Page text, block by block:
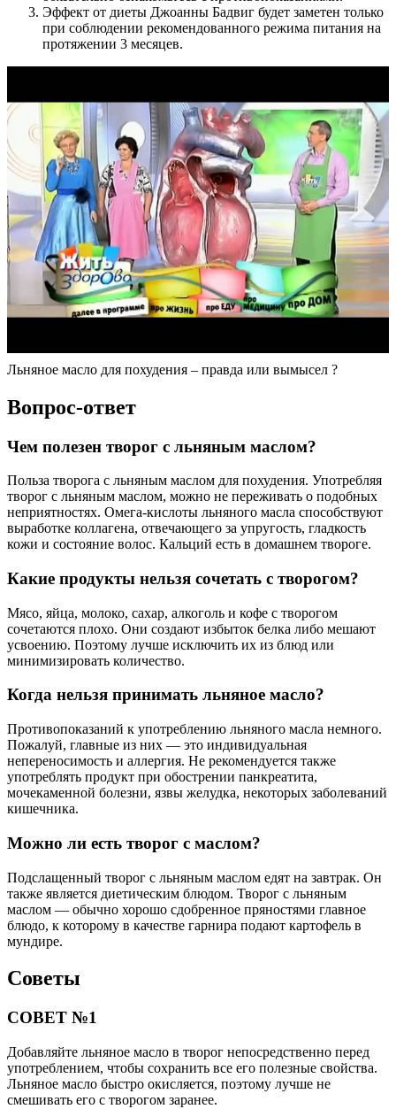
Эффект от диеты Джоанны Бадвиг будет заметен только
при соблюдении рекомендованного режима питания на
протяжении 3 месяцев.
Льняное масло для похудения – правда или вымысел ?
Вопрос-ответ
Чем полезен творог с льняным маслом?
Польза творога с льняным маслом для похудения. Употребляя
творог с льняным маслом, можно не переживать о подобных
неприятностях. Омега-кислоты льняного масла способствуют
выработке коллагена, отвечающего за упругость, гладкость
кожи и состояние волос. Кальций есть в домашнем твороге.
Какие продукты нельзя сочетать с творогом?
Мясо, яйца, молоко, сахар, алкоголь и кофе с творогом
сочетаются плохо. Они создают избыток белка либо мешают
усвоению. Поэтому лучше исключить их из блюд или
минимизировать количество.
Когда нельзя принимать льняное масло?
Противопоказаний к употреблению льняного масла немного.
Пожалуй, главные из них — это индивидуальная
непереносимость и аллергия. Не рекомендуется также
употреблять продукт при обострении панкреатита,
мочекаменной болезни, язвы желудка, некоторых заболеваний
кишечника.
Можно ли есть творог с маслом?
Подслащенный творог с льняным маслом едят на завтрак. Он
также является диетическим блюдом. Творог с льняным
маслом — обычно хорошо сдобренное пряностями главное
блюдо, к которому в качестве гарнира подают картофель в
мундире.
Советы
СОВЕТ №1
Добавляйте льняное масло в творог непосредственно перед
употреблением, чтобы сохранить все его полезные свойства.
Льняное масло быстро окисляется, поэтому лучше не
смешивать его с творогом заранее.